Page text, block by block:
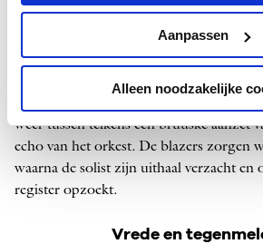
Aanpassen
Alleen noodzakelijke
volks aandoendemelodie. Ook de
door de solist klinkt ongewijzigd.
De tweede variatie brengt een
weer tussen telkens een bruuske aanzet
echo van het orkest. De blazers zorgen
waarna de solist zijn uithaal verzacht en
register opzoekt.
Vrede en